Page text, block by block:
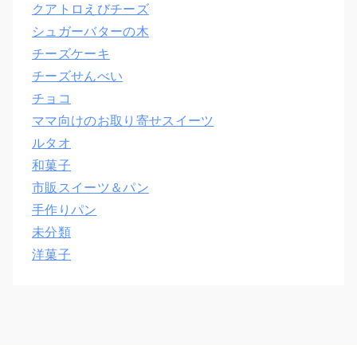
クアトロえびチーズ
シュガーバターの木
チーズケーキ
チーズせんべい
チョコ
ママ向けのお取り寄せスイーツ
ルタオ
和菓子
市販スイーツ＆パン
手作りパン
未分類
洋菓子